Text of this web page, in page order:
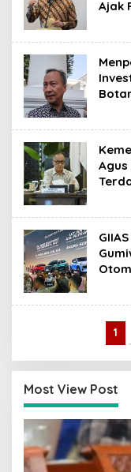
Ajak
Agus
1
Most View Post